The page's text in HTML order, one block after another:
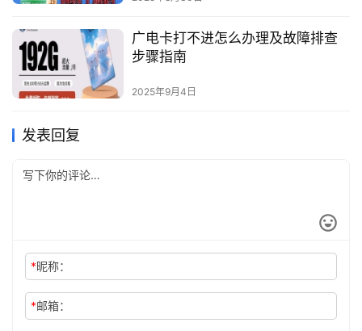
广电卡打不进怎么办理及故障排查
步骤指南
2025年9月4日
发表回复
*昵称：
*邮箱：